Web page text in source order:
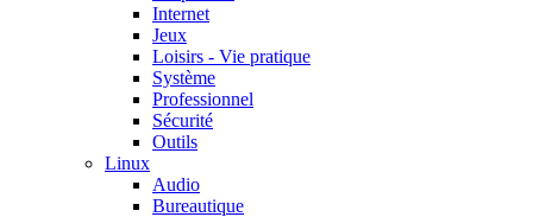
Internet
Jeux
Loisirs - Vie pratique
Système
Professionnel
Sécurité
Outils
Linux
Audio
Bureautique